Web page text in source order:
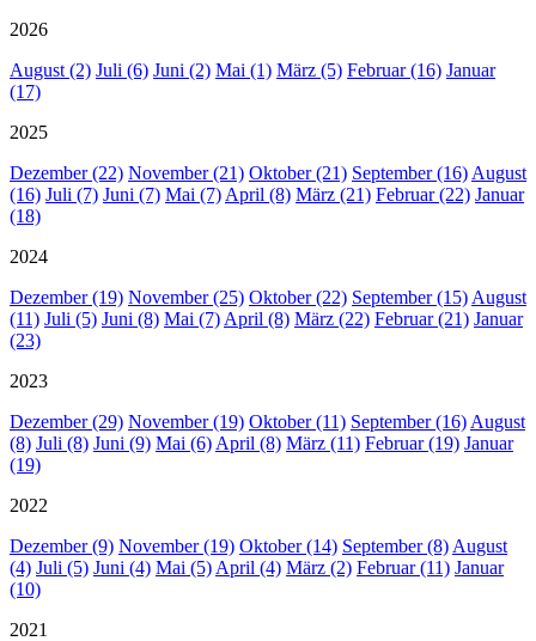
2026
August (2) Juli (6) Juni (2) Mai (1) März (5) Februar (16) Januar
(17)
2025
Dezember (22) November (21) Oktober (21) September (16) August
(16) Juli (7) Juni (7) Mai (7) April (8) März (21) Februar (22) Januar
(18)
2024
Dezember (19) November (25) Oktober (22) September (15) August
(11) Juli (5) Juni (8) Mai (7) April (8) März (22) Februar (21) Januar
(23)
2023
Dezember (29) November (19) Oktober (11) September (16) August
(8) Juli (8) Juni (9) Mai (6) April (8) März (11) Februar (19) Januar
(19)
2022
Dezember (9) November (19) Oktober (14) September (8) August
(4) Juli (5) Juni (4) Mai (5) April (4) März (2) Februar (11) Januar
(10)
2021